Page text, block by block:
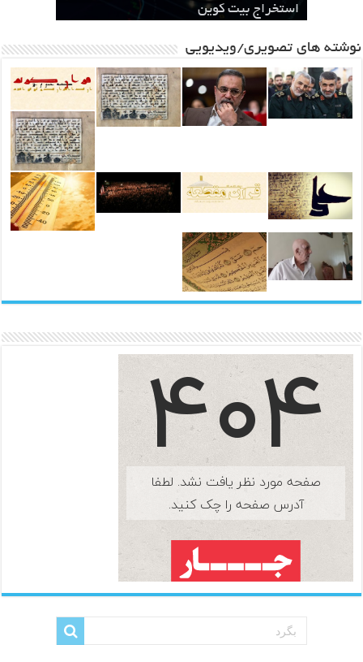
مشهد
در مشهد
سطحی
باشد ، یک مطالبه بین المللی خواهد شد
استخراج بیت کوین
نوشته های تصویری/ویدیویی